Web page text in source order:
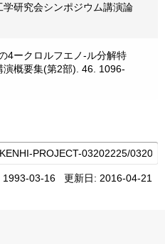
研究会シンポジウム講演論
4ークロルフエノ-ル分解特
概要集(第2部). 46. 1096-
1993-03-16 更新日: 2016-04-21